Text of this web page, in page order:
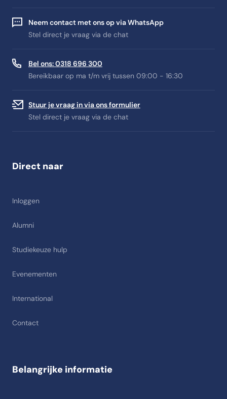
Neem contact met ons op via WhatsApp
Stel direct je vraag via de chat
Bel ons: 0318 696 300
Bereikbaar op ma t/m vrij tussen 09:00 - 16:30
Stuur je vraag in via ons formulier
Stel direct je vraag via de chat
Direct naar
Inloggen
Alumni
Studiekeuze hulp
Evenementen
International
Contact
Belangrijke informatie